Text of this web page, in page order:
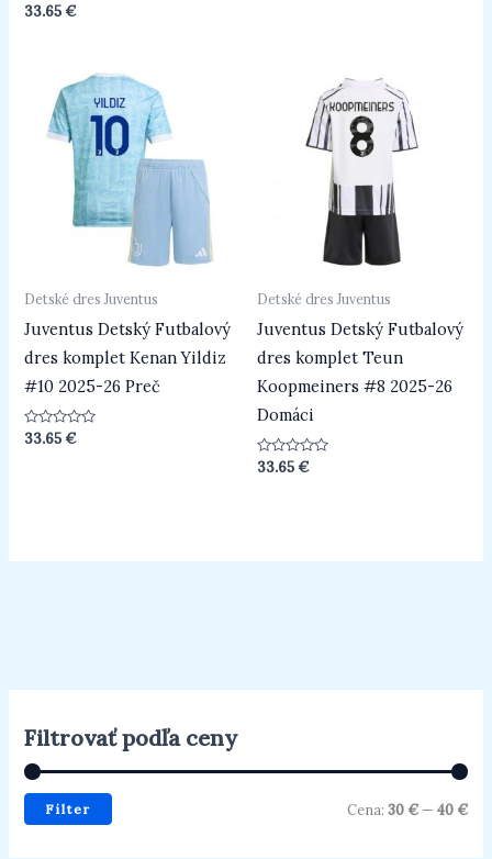
Filtrovať podľa ceny
Filter Cena: 30 €— 40 €
Hodnotenie
0
33.65€
Detské dres Juventus
Juventus Detský Futbalový
dres komplet Kenan Yildiz
#10 2025-26 Preč
Hodnotenie
33.65€
Detské dres Juventus
Juventus Detský Futbalový
dres komplet Teun
Koopmeiners #8 2025-26
Domáci
Hodnotenie
33.65€